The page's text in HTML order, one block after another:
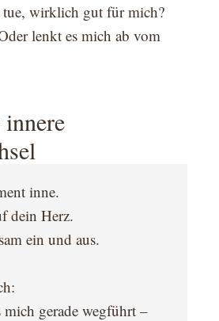
tue, wirklich gut für mich?
lenkt es mich ab vom
inne.
dein Herz.
ein und aus.
gerade wegführt –